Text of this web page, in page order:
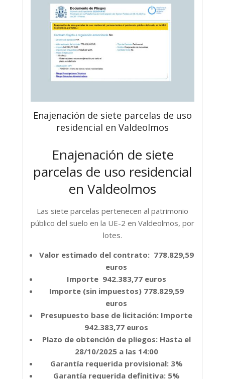
Enajenación de siete parcelas de uso
residencial en Valdeolmos
Enajenación de siete
parcelas de uso residencial
en Valdeolmos
Las siete parcelas pertenecen al patrimonio
público del suelo en la UE-2 en Valdeolmos, por
lotes.
Valor estimado del contrato: 778.829,59
euros
Importe 942.383,77 euros
Importe (sin impuestos) 778.829,59
euros
Presupuesto base de licitación: Importe
942.383,77 euros
Plazo de obtención de pliegos: Hasta el
28/10/2025 a las 14:00
Garantía requerida provisional: 3%
Garantía requerida definitiva: 5%